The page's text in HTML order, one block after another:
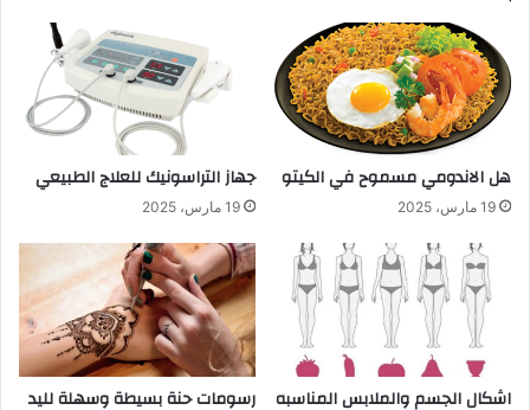
هل الاندومي مسموح في الكيتو
19 مارس، 2025
جهاز التراسونيك للعلاج الطبيعي
19 مارس، 2025
اشكال الجسم والملابس المناسبه رسومات حنة بسيطة وسهلة لليد